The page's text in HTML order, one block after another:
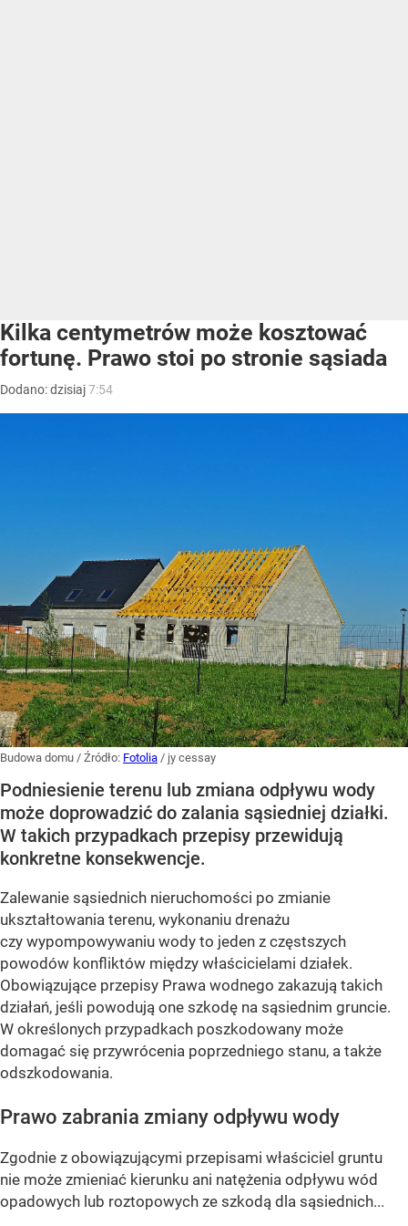
Kilka centymetrów może kosztować
fortunę. Prawo stoi po stronie sąsiada
Dodano:dzisiaj7:54
Budowa domu / Źródło: Fotolia / jy cessay
Podniesienie terenu lub zmiana odpływu wody
może doprowadzić do zalania sąsiedniej działki.
W takich przypadkach przepisy przewidują
konkretne konsekwencje.
Zalewanie sąsiednich nieruchomości po zmianie
ukształtowania terenu, wykonaniu drenażu
czy wypompowywaniu wody to jeden z częstszych
powodów konfliktów między właścicielami działek.
Obowiązujące przepisy Prawa wodnego zakazują takich
działań, jeśli powodują one szkodę na sąsiednim gruncie.
W określonych przypadkach poszkodowany może
domagać się przywrócenia poprzedniego stanu, a także
odszkodowania.
Prawo zabrania zmiany odpływu wody
Zgodnie z obowiązującymi przepisami właściciel gruntu
nie może zmieniać kierunku ani natężenia odpływu wód
opadowych lub roztopowych ze szkodą dla sąsiednich...